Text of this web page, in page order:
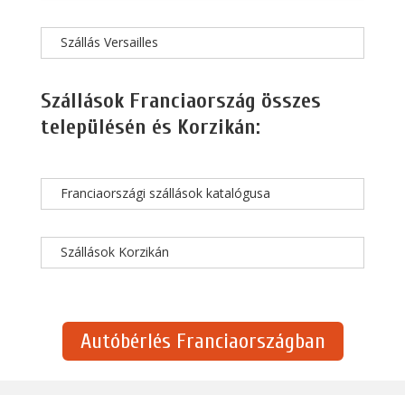
Szállás Versailles
Szállások Franciaország összes
településén és Korzikán:
Franciaországi szállások katalógusa
Szállások Korzikán
Autóbérlés Franciaországban